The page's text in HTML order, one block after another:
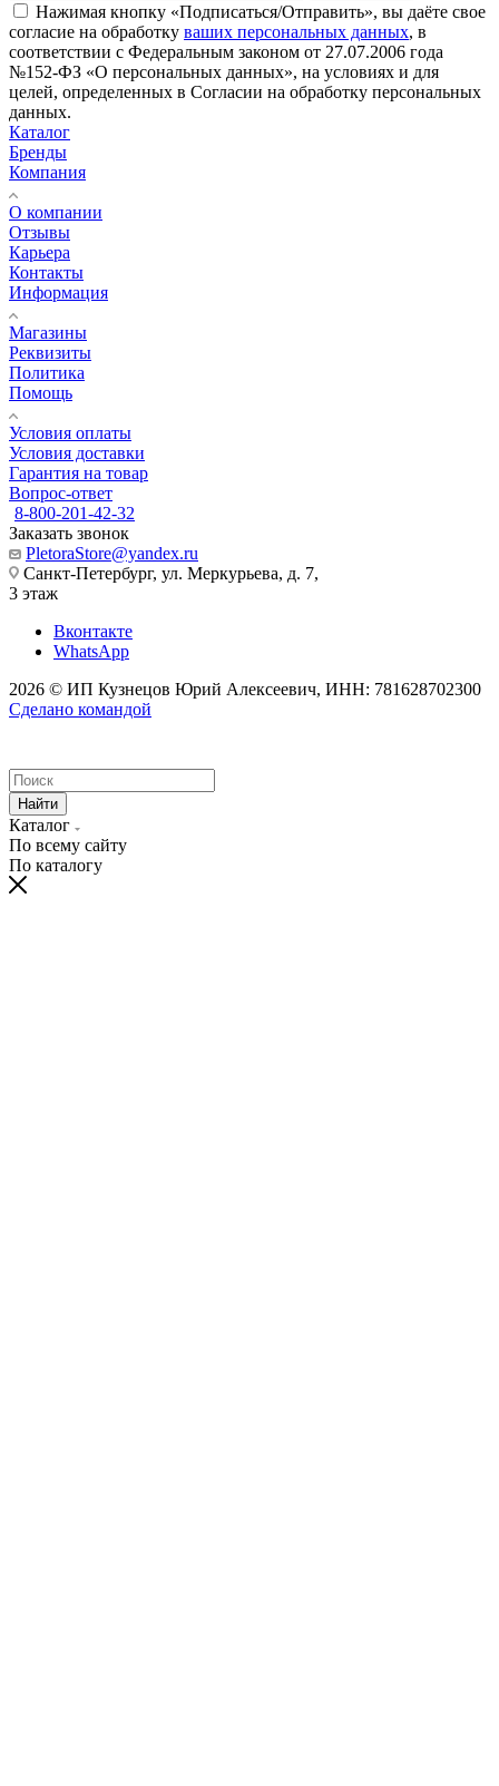
Нажимая кнопку «Подписаться/Отправить», вы даёте свое
согласие на обработку ваших персональных данных, в
соответствии с Федеральным законом от 27.07.2006 года
№152-ФЗ «О персональных данных», на условиях и для
целей, определенных в Согласии на обработку персональных
данных.
Каталог
Бренды
Компания
О компании
Отзывы
Карьера
Контакты
Информация
Магазины
Реквизиты
Политика
Помощь
Условия оплаты
Условия доставки
Гарантия на товар
Вопрос-ответ
8-800-201-42-32
Заказать звонок
PletoraStore@yandex.ru
Санкт-Петербург, ул. Меркурьева, д. 7,
3 этаж
Вконтакте
WhatsApp
2026 © ИП Кузнецов Юрий Алексеевич, ИНН: 781628702300
Сделано командой
Найти
Каталог
По всему сайту
По каталогу